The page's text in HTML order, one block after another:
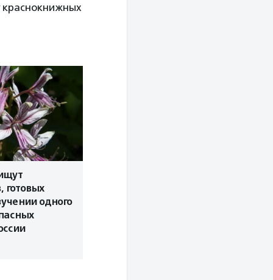
краснокнижных
готовых
одного